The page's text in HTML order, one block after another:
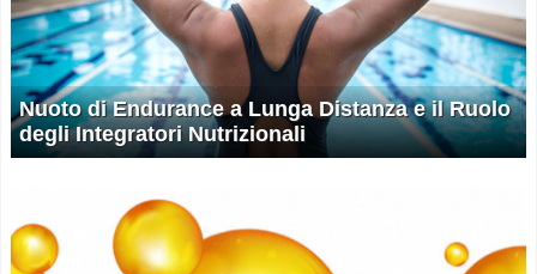
Nuoto di Endurance a Lunga Distanza e il Ruolo
degli Integratori Nutrizionali